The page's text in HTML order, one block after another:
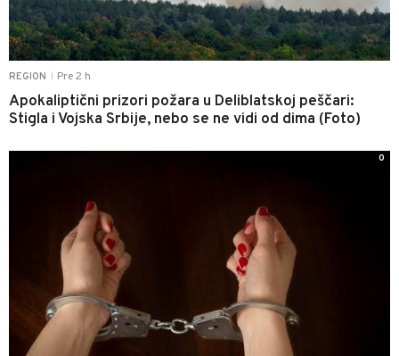
REGION Pre 2 h
Apokaliptični prizori požara u Deliblatskoj peščari:
Stigla i Vojska Srbije, nebo se ne vidi od dima (Foto)
0